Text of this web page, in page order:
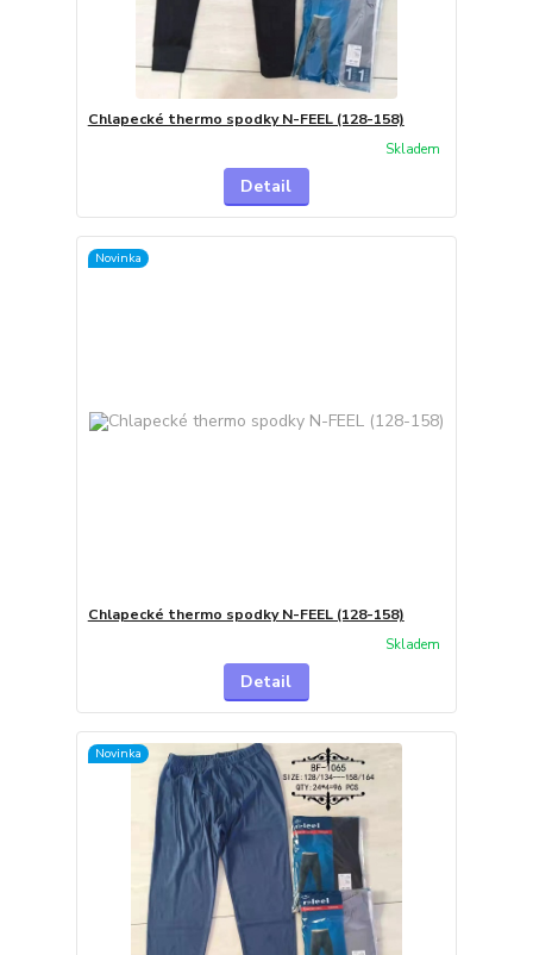
Chlapecké thermo spodky N-FEEL (128-158)
Skladem
Detail
Novinka
Chlapecké thermo spodky N-FEEL (128-158)
Skladem
Detail
Novinka